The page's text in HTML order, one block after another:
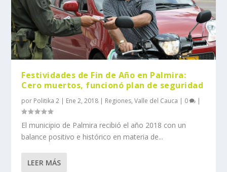
Festividades de Fin de Año en Palmira:
Cero muertos, funcionó plan de seguridad
por Politika 2 | Ene 2, 2018 | Regiones,Valle del Cauca | 0 |
El municipio de Palmira recibió el año 2018 con un
balance positivo e histórico en materia de...
LEER MÁS